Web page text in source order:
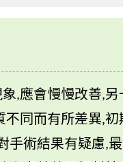
,應會慢慢改善,
同而有所差異,
手術結果有疑慮,